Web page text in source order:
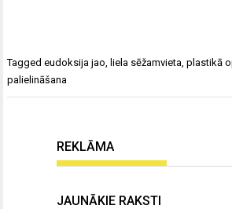
Taggedeudoksija jao ,liela sēžamvieta ,plastikā
palielināšana
REKLĀMA
JAUNĀKIE RAKSTI